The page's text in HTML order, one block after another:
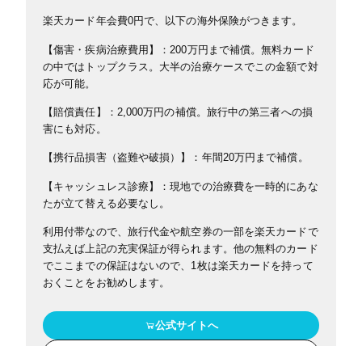
楽天カード年会費0円で、以下の海外保険がつきます。
【傷害・疾病治療費用】：200万円まで補償。無料カード
の中ではトップクラス。大半の治療ケースでこの金額で対
応が可能。
【賠償責任】：2,000万円の補償。旅行中の第三者への損
害にも対応。
【携行品損害（盗難や破損）】：年間20万円まで補償。
【キャッシュレス診療】：現地での治療費を一時的にあな
たが立て替える必要なし。
利用付帯なので、旅行代金や航空券の一部を楽天カードで
支払えば上記の充実保証が得られます。他の無料のカード
でここまでの保証はないので、1枚は楽天カードを持って
おくことをお勧めします。
公式サイトへ